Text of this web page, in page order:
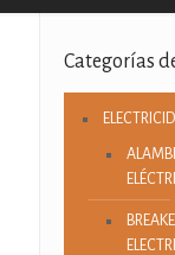
Categorías